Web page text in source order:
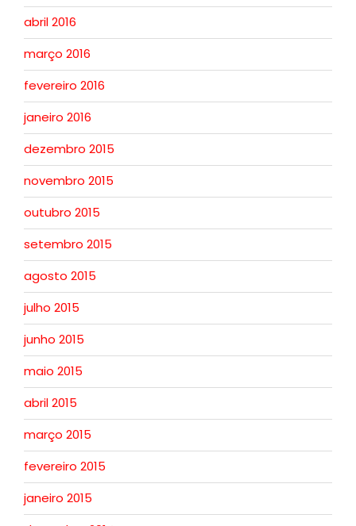
abril 2016
março 2016
fevereiro 2016
janeiro 2016
dezembro 2015
novembro 2015
outubro 2015
setembro 2015
agosto 2015
julho 2015
junho 2015
maio 2015
abril 2015
março 2015
fevereiro 2015
janeiro 2015